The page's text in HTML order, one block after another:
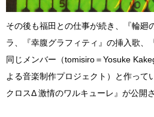
その後も福田との仕事が続き、『輪廻
ラ、『幸腹グラフィティ』の挿入歌、
同じメンバー（tomisiro＝Yosuke
よる音楽制作プロジェクト）と作って
クロスΔ 激情のワルキューレ』が公開さ